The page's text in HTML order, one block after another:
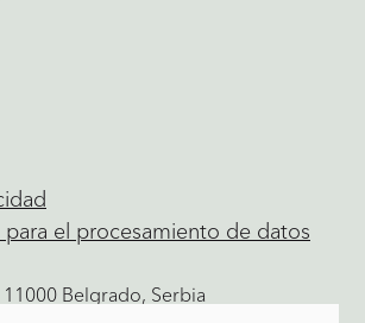
el procesamiento de datos
Belgrado, Serbia